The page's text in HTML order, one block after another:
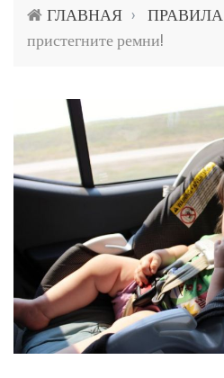
ГЛАВНАЯ › ПРАВИЛА
пристегните ремни!